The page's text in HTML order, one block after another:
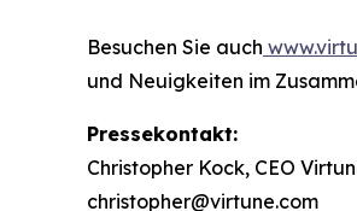
Besuchen Sie auch
und Neuigkeiten im
Pressekontakt:
Christopher Kock, CEO
christopher@virtune.com